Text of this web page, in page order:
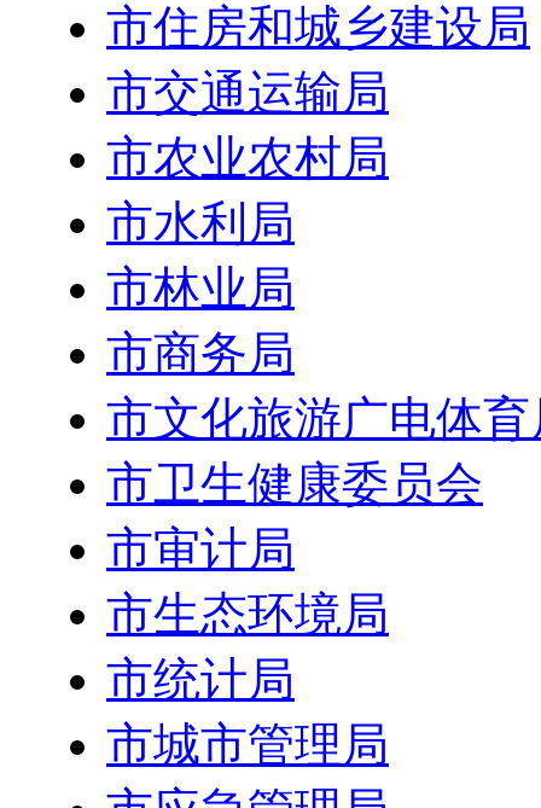
市住房和城乡建设局
市交通运输局
市农业农村局
市水利局
市林业局
市商务局
市文化旅游广电体育
市卫生健康委员会
市审计局
市生态环境局
市统计局
市城市管理局